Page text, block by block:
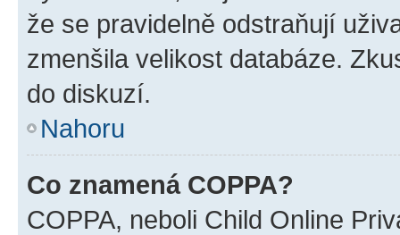
že se pravidelně odstraňují
zmenšila velikost databáze.
do diskuzí.
Nahoru
Co znamená COPPA?
COPPA, neboli Child Online